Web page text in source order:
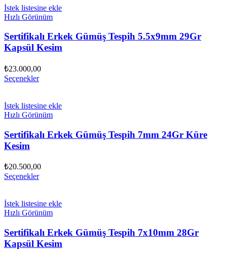
İstek listesine ekle
Hızlı Görünüm
Sertifikalı Erkek Gümüş Tespih 5.5x9mm 29Gr
Kapsül Kesim
₺23.000,00
Seçenekler
İstek listesine ekle
Hızlı Görünüm
Sertifikalı Erkek Gümüş Tespih 7mm 24Gr Küre
Kesim
₺20.500,00
Seçenekler
İstek listesine ekle
Hızlı Görünüm
Sertifikalı Erkek Gümüş Tespih 7x10mm 28Gr
Kapsül Kesim